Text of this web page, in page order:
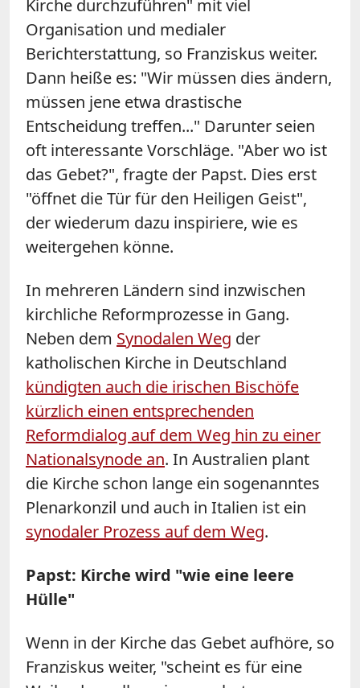
Kirche durchzuführen" mit viel
Organisation und medialer
Berichterstattung, so Franziskus weiter.
Dann heiße es: "Wir müssen dies ändern,
müssen jene etwa drastische
Entscheidung treffen..." Darunter seien
oft interessante Vorschläge. "Aber wo ist
das Gebet?", fragte der Papst. Dies erst
"öffnet die Tür für den Heiligen Geist",
der wiederum dazu inspiriere, wie es
weitergehen könne.
In mehreren Ländern sind inzwischen
kirchliche Reformprozesse in Gang.
Neben dem Synodalen Weg der
katholischen Kirche in Deutschland
kündigten auch die irischen Bischöfe
kürzlich einen entsprechenden
Reformdialog auf dem Weg hin zu einer
Nationalsynode an. In Australien plant
die Kirche schon lange ein sogenanntes
Plenarkonzil und auch in Italien ist ein
synodaler Prozess auf dem Weg.
Papst: Kirche wird "wie eine leere
Hülle"
Wenn in der Kirche das Gebet aufhöre, so
Franziskus weiter, "scheint es für eine